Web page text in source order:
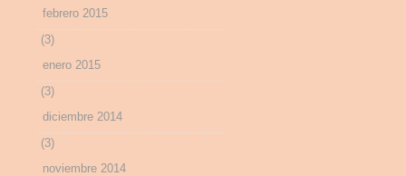
febrero 2015
(3)
enero 2015
(3)
diciembre 2014
(3)
noviembre 2014